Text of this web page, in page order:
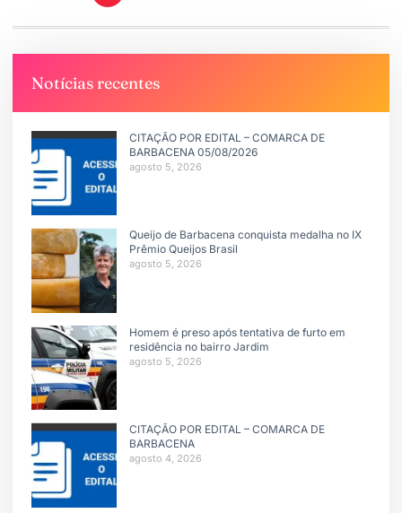
Notícias recentes
CITAÇÃO POR EDITAL – COMARCA DE
BARBACENA 05/08/2026
agosto 5, 2026
Queijo de Barbacena conquista medalha no IX
Prêmio Queijos Brasil
agosto 5, 2026
Homem é preso após tentativa de furto em
residência no bairro Jardim
agosto 5, 2026
CITAÇÃO POR EDITAL – COMARCA DE
BARBACENA
agosto 4, 2026